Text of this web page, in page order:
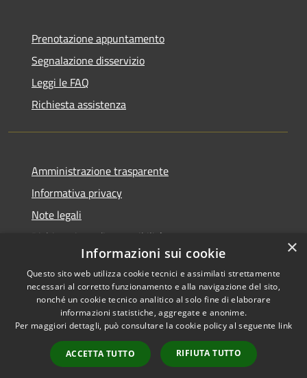
Prenotazione appuntamento
Segnalazione disservizio
Leggi le FAQ
Richiesta assistenza
Amministrazione trasparente
Informativa privacy
Note legali
Dichiarazione di accessibilità
Accessibilità
Mappa del sito
Copyright © 2025 •
Comune di Castelfranco
Piandiscò • Powered by
Municipium•
Accesso
redazione
×
Informazioni sui cookie
Questo sito web utilizza cookie tecnici e assimilati strettamente
necessari al corretto funzionamento e alla navigazione del sito,
nonché un cookie tecnico analitico al solo fine di elaborare
informazioni statistiche, aggregate e anonime.
Per maggiori dettagli, può consultare la cookie policy al seguente link
ACCETTA TUTTO RIFIUTA TUTTO